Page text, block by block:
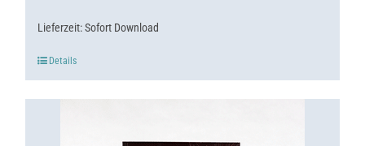
Lieferzeit:Sofort Download
Details